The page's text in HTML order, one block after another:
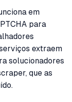
em
para
extraem
solucionadores
que as